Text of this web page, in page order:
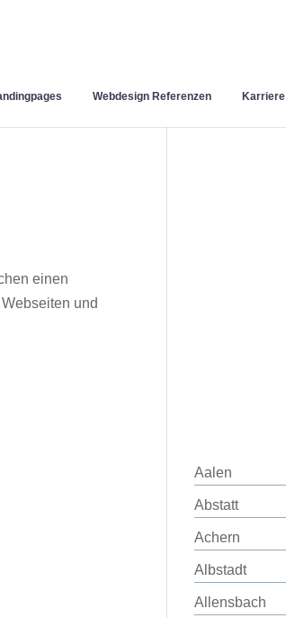
Webdesign Referenzen Karriere
einen
und
Aalen
Abstatt
Achern
Albstadt
Allensbach